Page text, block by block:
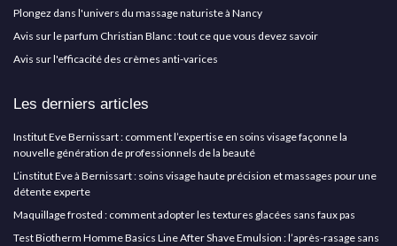
Plongez dans l'univers du massage naturiste à Nancy
Avis sur le parfum Christian Blanc : tout ce que vous devez savoir
Avis sur l'efficacité des crèmes anti-varices
Les derniers articles
Institut Eve Bernissart : comment l’expertise en soins visage façonne la
nouvelle génération de professionnels de la beauté
L’institut Eve à Bernissart : soins visage haute précision et massages pour une
détente experte
Maquillage frosted : comment adopter les textures glacées sans faux pas
Test Biotherm Homme Basics Line After Shave Emulsion : l’après-rasage sans